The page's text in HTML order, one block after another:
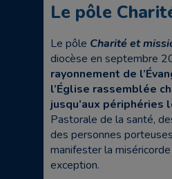
Le pôle
Le pôle Charité et
diocèse en septembre
rayonnement de
l’Église rassemblée
jusqu’aux
Pastorale de la santé,
des personnes
manifester la
exception.